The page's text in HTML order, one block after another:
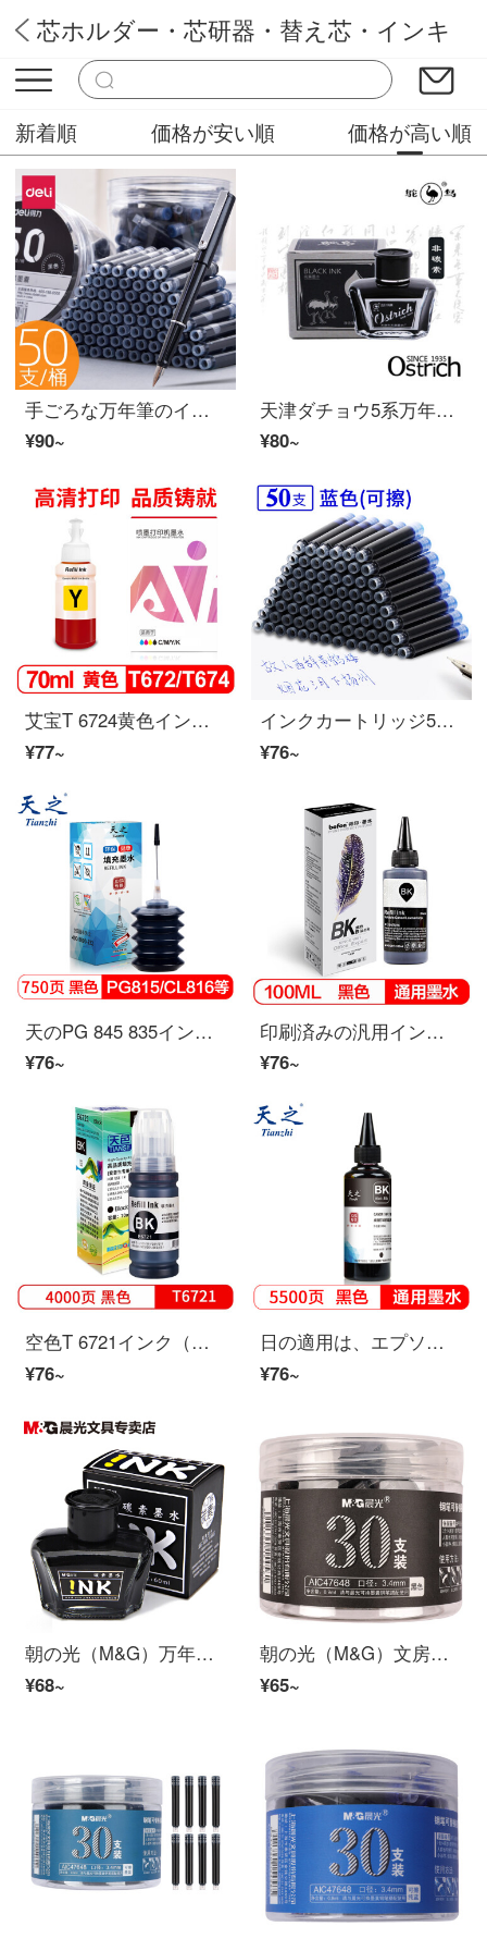
Rmos万年筆
芯ホルダー・芯研器・替え芯・インキ
新着順 価格が安い順 価格が高い順
手ごろな万年筆のインクカートリッジは、純青/墨青/黒インク3.4 mm標準口径の小学生3年生の通用型ストレートタイプ黒を塗ることができます。
¥90~
天津ダチョウ5系万年筆インク60 ml大容量非炭素染料タイプで、ペンを詰まらせないで書いて記録します。水墨ダチョウ5系インク（黒）
¥80~
艾宝T 6724黄色インクは、エプソンL 101 L 1300 L 301 L 313 L 351 L 360 L 380 L 383 L 405 L 605プリンタに適用されます。
¥77~
インクカートリッジ50本、2.6 mmの口径インクセットを交換できます。小学校3年生専用の直液式芯を交換できます。純粋なブルーと黒のインクカートリッジを拭くことができます。藍内50本の包装は青を拭くことができます。
¥76~
天のPG 845 835インク黒30 ML適用キヤノンCanon PG 815 CL 816 846 840 841プリンタカートリッジMG 2580 S MP288充填インク
¥76~
印刷済みの汎用インクは、HPキヤノンエプソンインクプリンタインク803カートリッジインクを連続して使用し、カラー染料インク100 ML黒インクを充填することができます。
¥76~
空色T 6721インク（エプソンL 220/L 310/L 313/L 211/L 360インクL 380/L 455/L 385インクカートリッジ式プリンタL 485/L 565/L 358/L 365が適用されます）
¥76~
日の適用は、エプソンEPSONS HPキヤノンCanon汎用タイププリンタ黒の連続供給インク802803インク（適用機種は詳細ページを参照）です。
¥76~
朝の光（M&G）万年筆インク炭素黒万年筆学生試験作業書作成インク60 ml大瓶黒（AICW 9001）
¥68~
朝の光（M&G）文房具0.9 ml黒いインクカートリッジ学生万年筆インクカートリッジ30本/箱AIC 47648 Aに交換できます。
¥65~